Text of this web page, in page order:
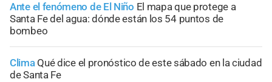
Ante el fenómeno de El Niño El mapa que protege a
Santa Fe del agua: dónde están los 54 puntos de
bombeo
Clima Qué dice el pronóstico de este sábado en la ciudad
de Santa Fe